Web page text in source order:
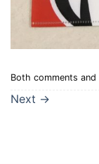
Both comments
Next →